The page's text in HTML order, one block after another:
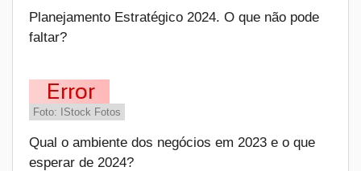
Planejamento Estratégico 2024. O que não pode
faltar?
Foto: IStock Fotos
Qual o ambiente dos negócios em 2023 e o que
esperar de 2024?